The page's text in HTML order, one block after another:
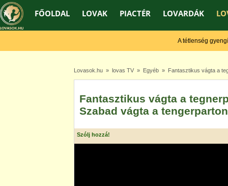
FŐOLDAL LOVAK PIACTÉR LOVARDÁK
A tétlenség
Lovasok.hu» lovas TV» Egyéb» Fantasztikus vágta a
Fantasztikus vágta a
Szabad vágta a tengerparton
Szólj hozzá!